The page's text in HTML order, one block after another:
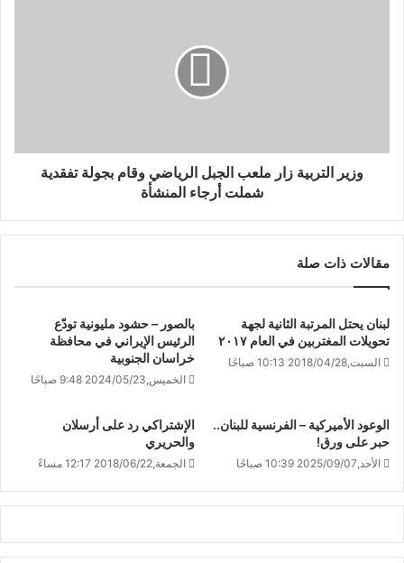
وزير التربية زار ملعب الجبل الرياضي وقام بجولة تفقدية
شملت أرجاء المنشأة
مقالات ذات صلة
لبنان يحتل المرتبة الثانية لجهة
تحويلات المغتربين في العام ٢٠١٧
السبت,2018/04/28 10:13 صباحًا
بالصور – حشود مليونية تودّع
الرئيس الإيراني في محافظة
خراسان الجنوبية
الخميس,2024/05/23 9:48 صباحًا
الوعود الأميركية – الفرنسية للبنان..
حبر على ورق!
الأحد,2025/09/07 10:39 صباحًا
الإشتراكي رد على أرسلان
والحريري
الجمعة,2018/06/22 12:17 مساءً